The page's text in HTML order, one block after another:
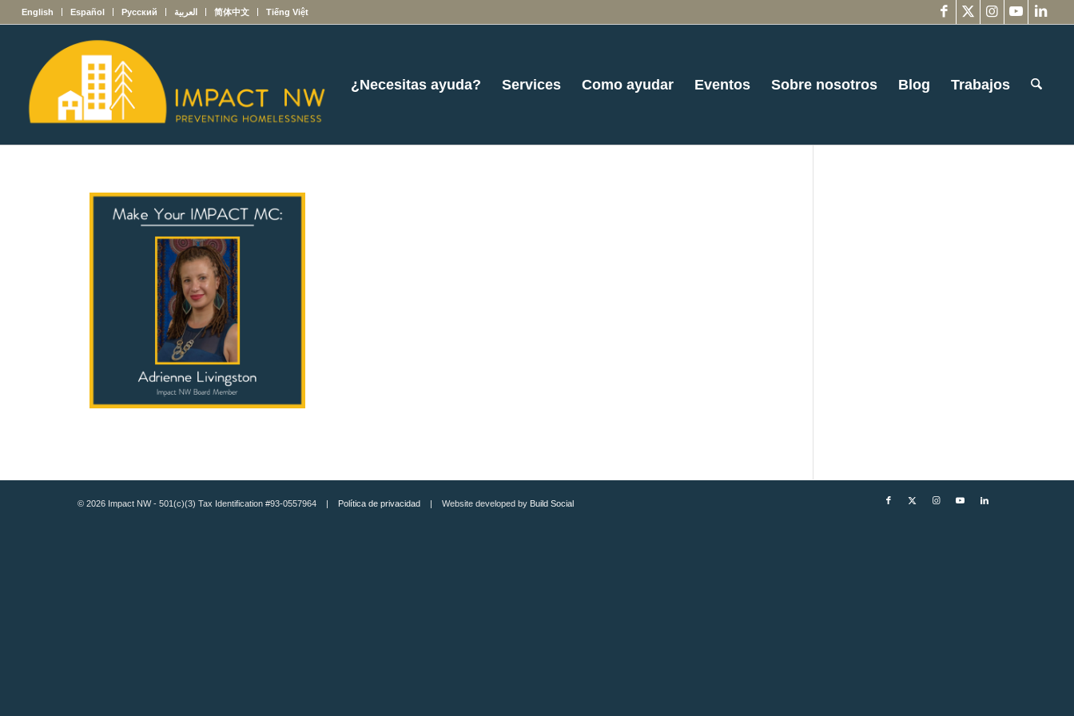
English Español Русский العربية 简体中文 Tiếng Việt
¿Necesitas ayuda? Services Como ayudar Eventos Sobre nosotros Blog Trabajos
© 2026 Impact NW - 501(c)(3) Tax Identification #93-0557964 | Política de privacidad | Website developed by Build Social